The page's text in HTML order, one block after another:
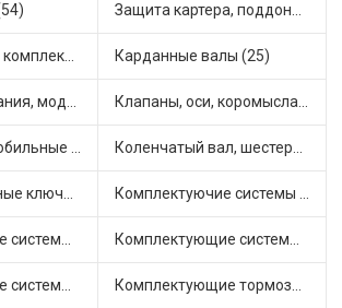
Защита картера, поддона, КПП (3)
Карбюраторы и комплектующие (32) Карданные валы (25)
Катушки зажигания, модули зажигания (3) Клапаны, оси, коромысла (14)
Коврики автомобильные (7) Коленчатый вал, шестерни коленчатого вала (9)
Комбинированные ключи (3) Комплектуючие системы стеклоочистителя (9)
Комплектующие системы выпуска отработавших газов (10) Комплектующие системы отопления (25)
Комплектующие системы питания (12) Комплектующие тормозной системы (22)